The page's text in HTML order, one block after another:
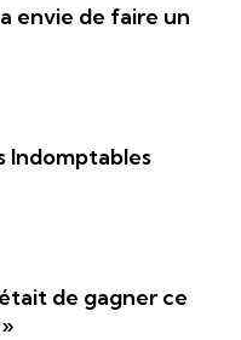
envie de faire un
Indomptables
de gagner ce